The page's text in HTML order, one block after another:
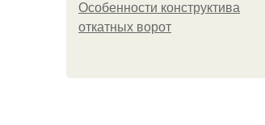
Особенности конструктива
откатных ворот